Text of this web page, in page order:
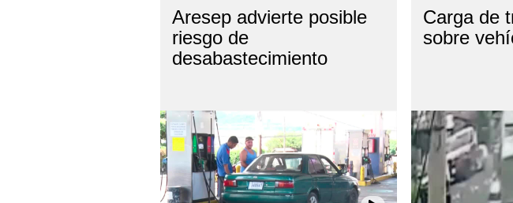
Aresep advierte posible
riesgo de
desabastecimiento
Carga de
sobre